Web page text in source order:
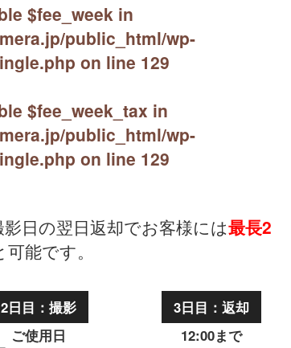
$fee_week in
public_html/wp-
on line 129
$fee_week_tax in
public_html/wp-
on line 129
日の翌日返却でお客様には最長2
能です。
2日目：撮影
ご使用日
3日目：返却
12:00まで